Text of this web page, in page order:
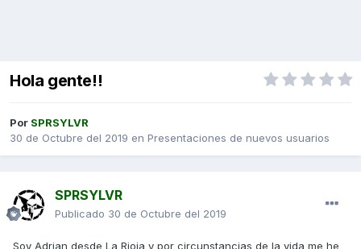
Hola gente!!
Por SPRSYLVR
30 de Octubre del 2019 en Presentaciones de nuevos usuarios
SPRSYLVR
Publicado 30 de Octubre del 2019
Soy Adrian desde La Rioja y por circunstancias de la vida me he